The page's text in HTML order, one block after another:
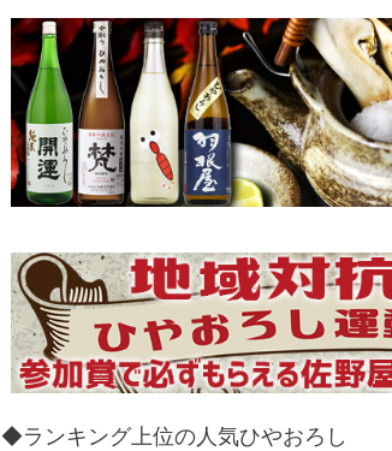
◆ランキング上位の人気ひやおろし